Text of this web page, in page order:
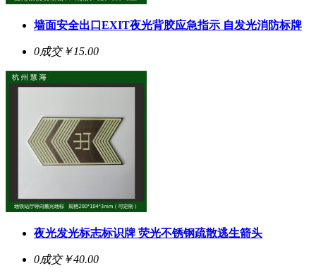
墙面安全出口EXIT夜光背胶应急指示 自发光消防标牌
0成交￥15.00
夜光发光标志标识牌 荧光不锈钢疏散逃生箭头
0成交￥40.00